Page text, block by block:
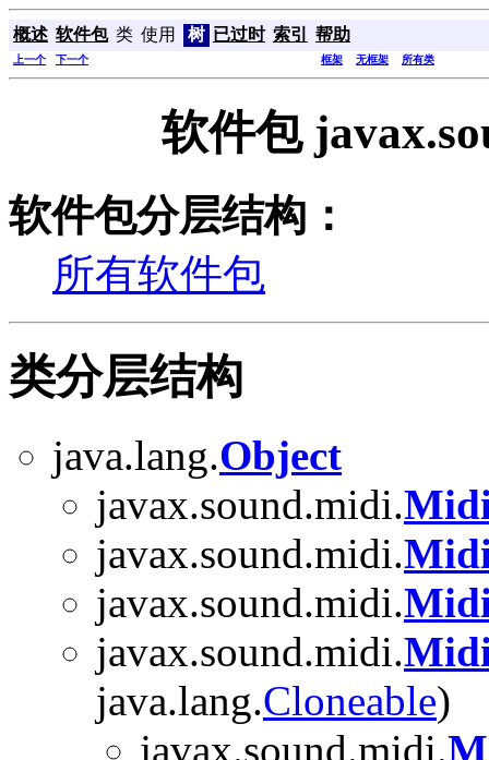
概述 软件包 类 使用 树 已过时 索引 帮助
上一个 下一个 框架 无框架 所有类
软件包
软件包分层结构：
所有软件包
类分层结构
java.lang.Object
javax.sound.midi.
javax.sound.midi.
javax.sound.midi.
javax.sound.midi.
java.lang.Cloneable)
javax.sound.midi.